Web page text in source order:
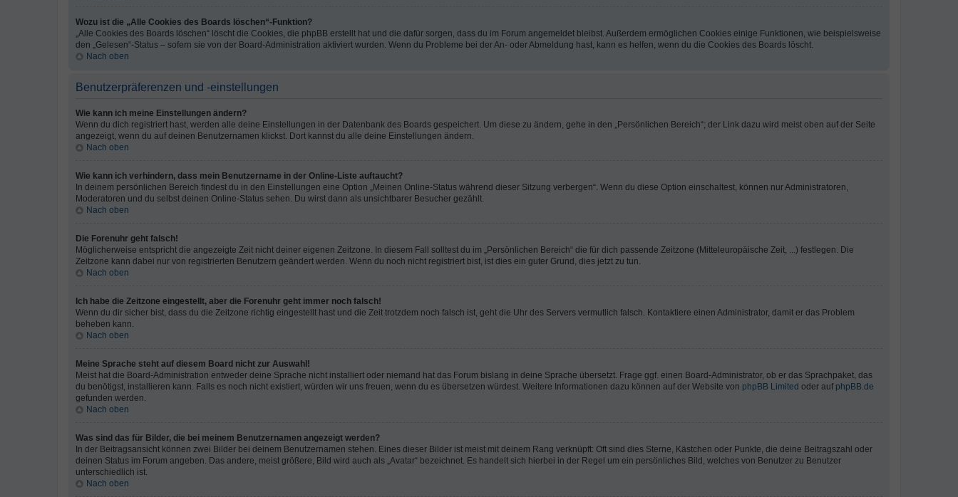
Wozu ist die „Alle Cookies des Boards löschen“-Funktion?
„Alle Cookies des Boards löschen“ löscht die Cookies, die phpBB erstellt hat und die dafür sorgen, dass du im Forum angemeldet bleibst. Außerdem ermöglichen Cookies einige Funktionen, wie beispielsweise
den „Gelesen“-Status – sofern sie von der Board-Administration aktiviert wurden. Wenn du Probleme bei der An- oder Abmeldung hast, kann es helfen, wenn du die Cookies des Boards löscht.
Nach oben
Benutzerpräferenzen und -einstellungen
Wie kann ich meine Einstellungen ändern?
Wenn du dich registriert hast, werden alle deine Einstellungen in der Datenbank des Boards gespeichert. Um diese zu ändern, gehe in den „Persönlichen Bereich“; der Link dazu wird meist oben auf der Seite
angezeigt, wenn du auf deinen Benutzernamen klickst. Dort kannst du alle deine Einstellungen ändern.
Nach oben
Wie kann ich verhindern, dass mein Benutzername in der Online-Liste auftaucht?
In deinem persönlichen Bereich findest du in den Einstellungen eine Option „Meinen Online-Status während dieser Sitzung verbergen“. Wenn du diese Option einschaltest, können nur Administratoren,
Moderatoren und du selbst deinen Online-Status sehen. Du wirst dann als unsichtbarer Besucher gezählt.
Nach oben
Die Forenuhr geht falsch!
Möglicherweise entspricht die angezeigte Zeit nicht deiner eigenen Zeitzone. In diesem Fall solltest du im „Persönlichen Bereich“ die für dich passende Zeitzone (Mitteleuropäische Zeit, ...) festlegen. Die
Zeitzone kann dabei nur von registrierten Benutzern geändert werden. Wenn du noch nicht registriert bist, ist dies ein guter Grund, dies jetzt zu tun.
Nach oben
Ich habe die Zeitzone eingestellt, aber die Forenuhr geht immer noch falsch!
Wenn du dir sicher bist, dass du die Zeitzone richtig eingestellt hast und die Zeit trotzdem noch falsch ist, geht die Uhr des Servers vermutlich falsch. Kontaktiere einen Administrator, damit er das Problem
beheben kann.
Nach oben
Meine Sprache steht auf diesem Board nicht zur Auswahl!
Meist hat die Board-Administration entweder deine Sprache nicht installiert oder niemand hat das Forum bislang in deine Sprache übersetzt. Frage ggf. einen Board-Administrator, ob er das Sprachpaket, das
du benötigst, installieren kann. Falls es noch nicht existiert, würden wir uns freuen, wenn du es übersetzen würdest. Weitere Informationen dazu können auf der Website von phpBB Limited oder auf phpBB.de
gefunden werden.
Nach oben
Was sind das für Bilder, die bei meinem Benutzernamen angezeigt werden?
In der Beitragsansicht können zwei Bilder bei deinem Benutzernamen stehen. Eines dieser Bilder ist meist mit deinem Rang verknüpft: Oft sind dies Sterne, Kästchen oder Punkte, die deine Beitragszahl oder
deinen Status im Forum angeben. Das andere, meist größere, Bild wird auch als „Avatar“ bezeichnet. Es handelt sich hierbei in der Regel um ein persönliches Bild, welches von Benutzer zu Benutzer
unterschiedlich ist.
Nach oben